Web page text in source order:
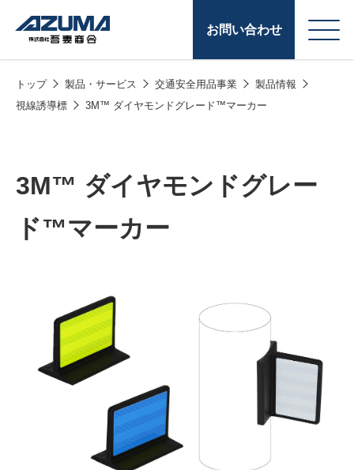
お問い合わせ
社案内
要
コークス・鋳物
トップ 製品・サービス 交通安全用品事業
製品情報
視線誘導標
3M™ ダイヤモンドグレード™マーカー
3M™ ダイヤモンドグレー
ド™マーカー